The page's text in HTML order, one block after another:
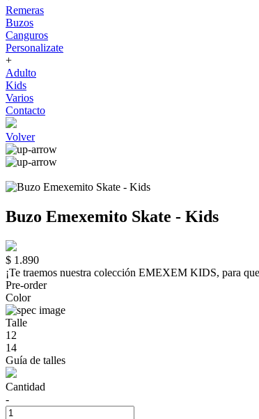
Remeras
Buzos
Canguros
Personalizate
+
Adulto
Kids
Varios
Contacto
Volver
Buzo Emexemito Skate - Kids
$ 1.890
¡Te traemos nuestra colección EMEXEM KIDS, para
Pre-order
Color
Talle
12
14
Guía de talles
Cantidad
-